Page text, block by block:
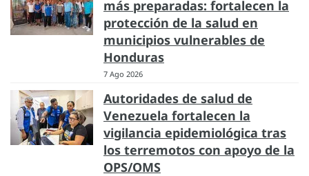
más preparadas: fortalecen la
protección de la salud en
municipios vulnerables de
Honduras
7 Ago 2026
Autoridades de salud de
Venezuela fortalecen la
vigilancia epidemiológica tras
los terremotos con apoyo de la
OPS/OMS